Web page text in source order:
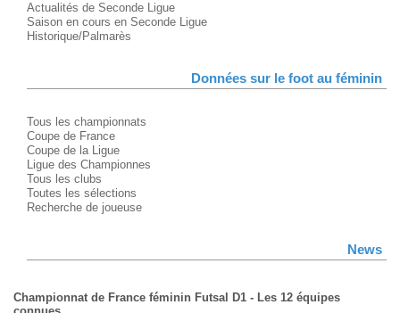
Actualités de Seconde Ligue
Saison en cours en Seconde Ligue
Historique/Palmarès
Données sur le foot au féminin
Tous les championnats
Coupe de France
Coupe de la Ligue
Ligue des Championnes
Tous les clubs
Toutes les sélections
Recherche de joueuse
News
Championnat de France féminin Futsal D1 - Les 12 équipes